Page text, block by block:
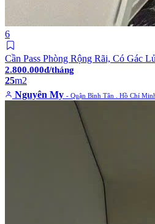
6
Cần Pass Phòng Rộng Rãi, Có Gác
2.800.000đ/tháng
25m2
Nguyên My - Quận Bình Tân . Hồ Chí